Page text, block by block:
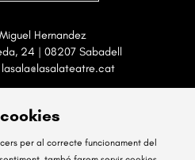
Miguel Hernandez
24 | 08207 Sabadell
lasala@lasalateatre.cat
per al correcte funcionament del